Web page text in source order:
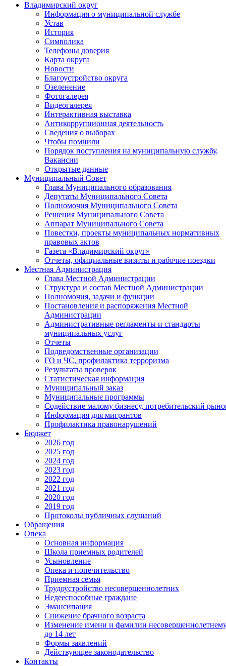
Владимирский округ
Информация о муниципальной службе
Устав
История
Символика
Телефоны доверия
Карта округа
Новости
Благоустройство округа
Озеленение
Фотогалерея
Видеогалерея
Интерактивная выставка
Антикоррупционная деятельность
Сведения о выборах
Чтобы помнили
Порядок поступления на муниципальную службу,
Вакансии
Открытые данные
Муниципальный Совет
Глава Муниципального образования
Депутаты Муниципального Совета
Полномочия Муниципального Совета
Решения Муниципального Совета
Аппарат Муниципального Совета
Повестки, проекты муниципальных нормативных
правовых актов
Газета «Владимирский округ»
Отчеты, официальные визиты и рабочие поездки
Местная Администрация
Глава Местной Администрации
Структура и состав Местной Администрации
Полномочия, задачи и функции
Постановления и распоряжения Местной
Администрации
Административные регламенты и стандарты
муниципальных услуг
Отчеты
Подведомственные организации
ГО и ЧС, профилактика терроризма
Результаты проверок
Статистическая информация
Муниципальный заказ
Муниципальные программы
Содействие малому бизнесу, потребительский
Информация для мигрантов
Профилактика правонарушений
Бюджет
2026 год
2025 год
2024 год
2023 год
2022 год
2021 год
2020 год
2019 год
Протоколы публичных слушаний
Обращения
Опека
Основная информация
Школа приемных родителей
Усыновление
Опека и попечительство
Приемная семья
Трудоустройство несовершеннолетних
Недееспособные граждане
Эмансипация
Снижение брачного возраста
Изменение имени и фамилии
до 14 лет
Формы заявлений
Действующее законодательство
Контакты